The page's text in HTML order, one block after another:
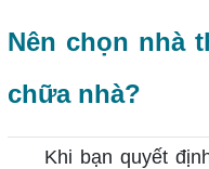
Nên chọn nhà
chữa nhà?
Khi bạn quyết định